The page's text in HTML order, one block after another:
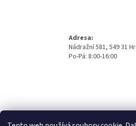
Adresa:
Nádražní 581, 549 31
Po-Pá: 8:00-16:00